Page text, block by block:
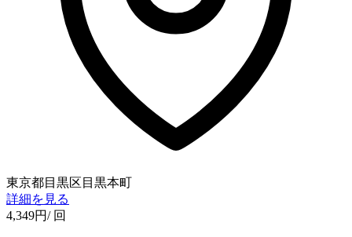
東京都目黒区目黒本町
詳細を見る
4,349円/ 回